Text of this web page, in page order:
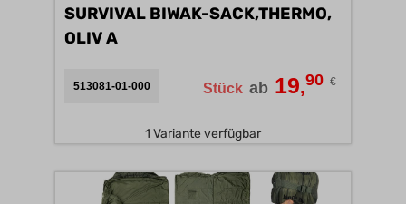
SURVIVAL BIWAK-SACK,THERMO,
OLIV A
513081-01-000 Stück ab 19,90 €
1 Variante verfügbar